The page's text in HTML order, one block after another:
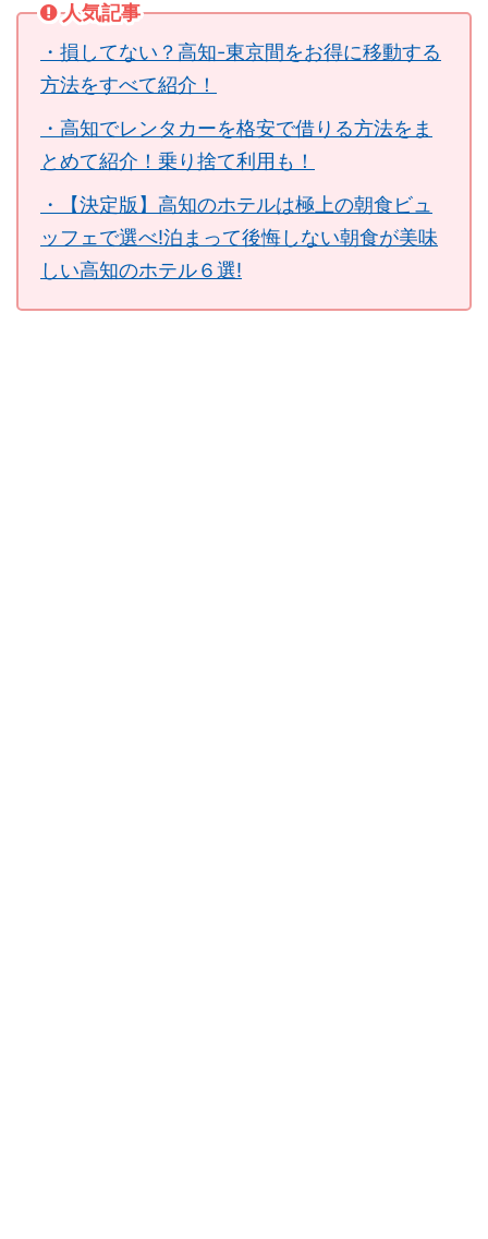
人気記事
・損してない？高知-東京間をお得に移動する
方法をすべて紹介！
・高知でレンタカーを格安で借りる方法をま
とめて紹介！乗り捨て利用も！
・【決定版】高知のホテルは極上の朝食ビュ
ッフェで選べ!泊まって後悔しない朝食が美味
しい高知のホテル６選!